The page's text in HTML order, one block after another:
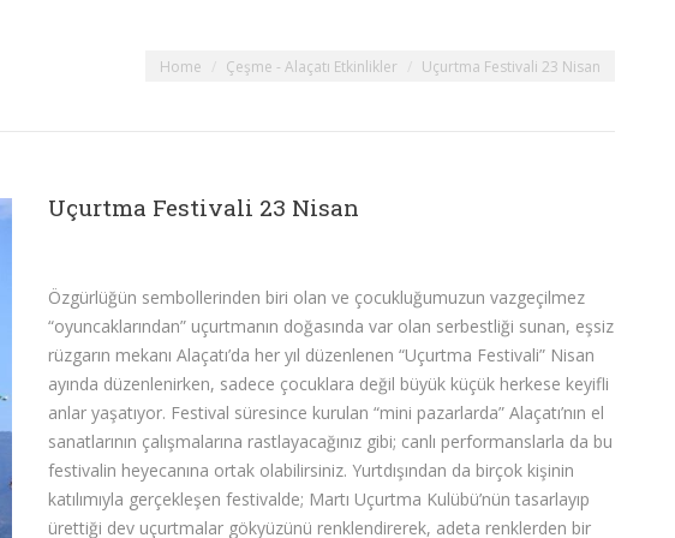
You are here:
Home Çeşme - Alaçatı Etkinlikler Uçurtma Festivali 23 Nisan
Uçurtma Festivali 23 Nisan
Özgürlüğün sembollerinden biri olan ve çocukluğumuzun vazgeçilmez
“oyuncaklarından” uçurtmanın doğasında var olan serbestliği sunan, eşsiz
rüzgarın mekanı Alaçatı’da her yıl düzenlenen “Uçurtma Festivali” Nisan
ayında düzenlenirken, sadece çocuklara değil büyük küçük herkese keyifli
anlar yaşatıyor. Festival süresince kurulan “mini pazarlarda” Alaçatı’nın el
sanatlarının çalışmalarına rastlayacağınız gibi; canlı performanslarla da bu
festivalin heyecanına ortak olabilirsiniz. Yurtdışından da birçok kişinin
katılımıyla gerçekleşen festivalde; Martı Uçurtma Kulübü’nün tasarlayıp
ürettiği dev uçurtmalar gökyüzünü renklendirerek, adeta renklerden bir